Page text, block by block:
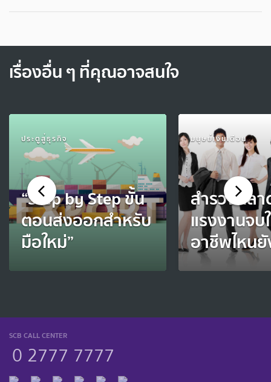
เรื่องอื่น ๆ ที่คุณอาจสนใจ
ประตูสู่ธุรกิจ
“Step by Step ขั้น
ตอนส่งออกสำหรับ
มือใหม่”
มนุษย์เงินเดือน
สำรวจตล
แรงงานจบ
อาชีพไหน
SCB CALL CENTER
0 2777 7777